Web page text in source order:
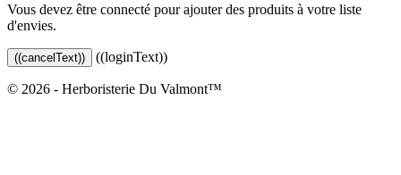
Vous devez être connecté pour ajouter des produits à votre liste
d'envies.
((cancelText)) ((loginText))
© 2026 - Herboristerie Du Valmont™